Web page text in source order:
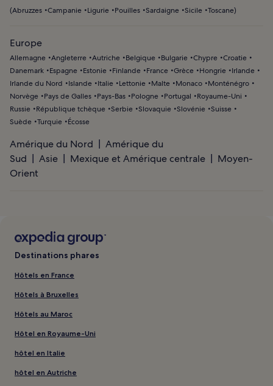
(Abruzzes Campanie Ligurie Pouilles Sardaigne Sicile Toscane)
Europe
Allemagne Angleterre Autriche Belgique Bulgarie Chypre Croatie
Danemark
Espagne Estonie Finlande France Grèce Hongrie
Irlande
Irlande du Nord
Islande Italie Lettonie Malte Monaco
Monténégro
Norvège
Pays de Galles Pays-Bas Pologne Portugal
Royaume-Uni
Russie
République tchèque Serbie Slovaquie Slovénie Suisse
Suède Turquie Écosse
Amérique du Nord
Amérique du
Sud
Asie Mexique et Amérique centrale
Moyen-
Orient
Destinations phares
Hôtels en France
Hôtels à Bruxelles
Hôtels au Maroc
Hôtel en Royaume-Uni
hôtel en Italie
hôtel en Autriche